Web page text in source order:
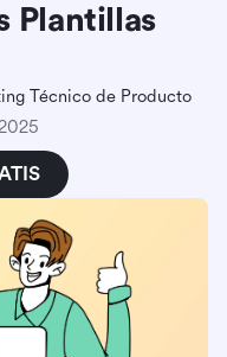
Plantillas
Técnico de Producto
de control de
ABC
(con IA)
(con Panel
Riesgos 4x4